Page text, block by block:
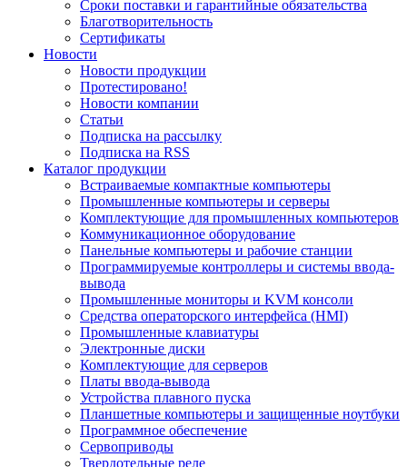
Сроки поставки и гарантийные обязательства
Благотворительность
Сертификаты
Новости
Новости продукции
Протестировано!
Новости компании
Статьи
Подписка на рассылку
Подписка на RSS
Каталог продукции
Встраиваемые компактные компьютеры
Промышленные компьютеры и серверы
Комплектующие для промышленных компьютеров
Коммуникационное оборудование
Панельные компьютеры и рабочие станции
Программируемые контроллеры и системы ввода-
вывода
Промышленные мониторы и KVM консоли
Средства операторского интерфейса (HMI)
Промышленные клавиатуры
Электронные диски
Комплектующие для серверов
Платы ввода-вывода
Устройства плавного пуска
Планшетные компьютеры и защищенные ноутбуки
Программное обеспечение
Сервоприводы
Твердотельные реле